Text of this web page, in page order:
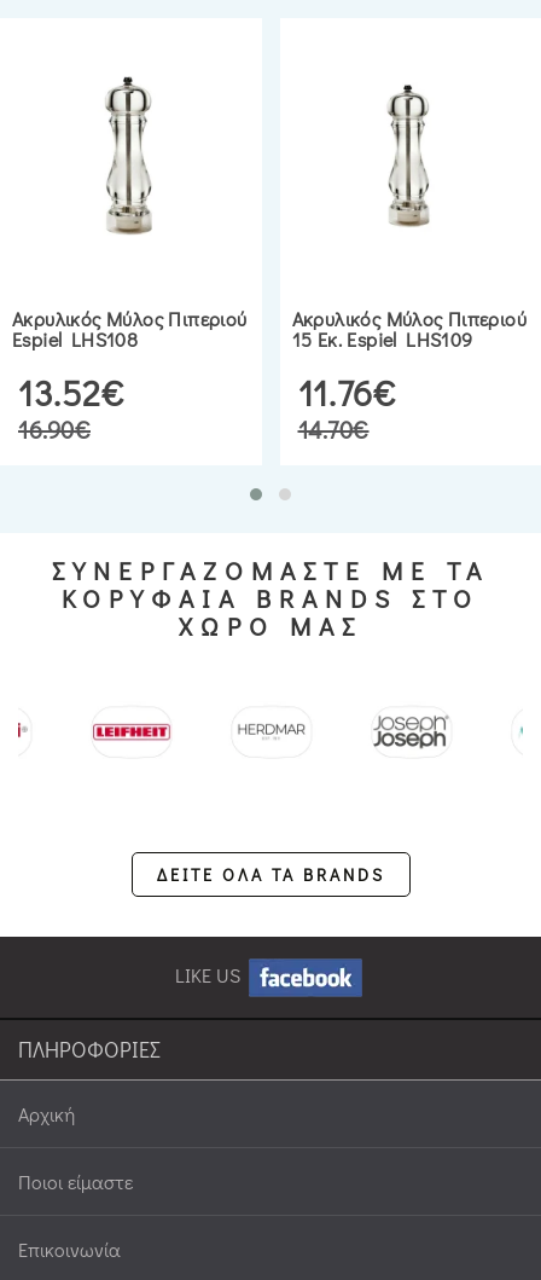
Ακρυλικός Μύλος Πιπεριού
Espiel LHS108
13.52€
16.90€
Ακρυλικός Μύλος Πιπεριού
15 Εκ. Espiel LHS109
11.76€
14.70€
ΣΥΝΕΡΓΑΖΟΜΑΣΤΕ ΜΕ ΤΑ
ΚΟΡΥΦΑΙΑ BRANDS ΣΤΟ
ΧΩΡΟ ΜΑΣ
ΔΕΙΤΕ ΟΛΑ ΤΑ BRANDS
LIKE US
ΠΛΗΡΟΦΟΡΙΕΣ
Αρχική
Ποιοι είμαστε
Επικοινωνία